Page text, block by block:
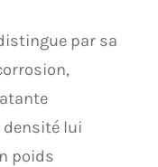
par sa
lui
poids